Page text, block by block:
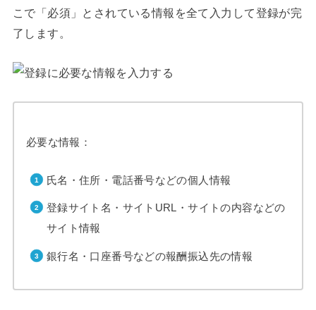
こで「必須」とされている情報を全て入力して登録が完
了します。
必要な情報：
氏名・住所・電話番号などの個人情報
登録サイト名・サイトURL・サイトの内容などの
サイト情報
銀行名・口座番号などの報酬振込先の情報